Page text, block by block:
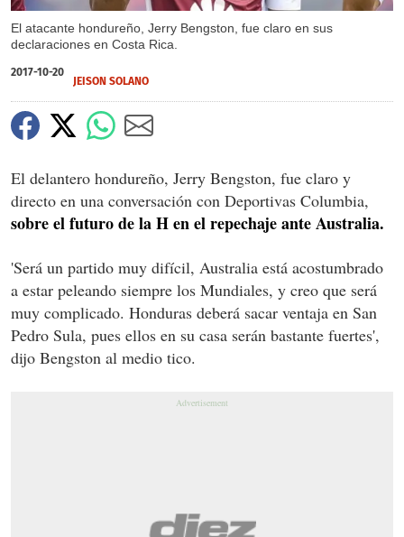
El atacante hondureño, Jerry Bengston, fue claro en sus
declaraciones en Costa Rica.
2017-10-20
JEISON SOLANO
El delantero hondureño, Jerry Bengston, fue claro y
directo en una conversación con Deportivas Columbia,
sobre el futuro de la H en el repechaje ante Australia.
'Será un partido muy difícil, Australia está acostumbrado
a estar peleando siempre los Mundiales, y creo que será
muy complicado. Honduras deberá sacar ventaja en San
Pedro Sula, pues ellos en su casa serán bastante fuertes',
dijo Bengston al medio tico.